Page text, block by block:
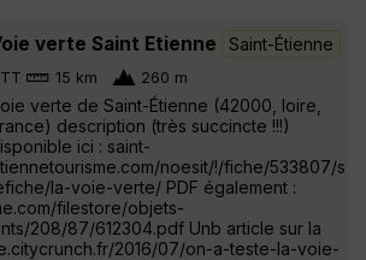
verte Saint Etienne Saint-Étienne
15 km 260 m
verte de Saint-Étienne (42000, loire,
description (très succincte !!!)
ici : saint-
noesit/!/fiche/533807/s
la-voie-verte/ PDF également :
filestore/objets-
208/87/612304.pdf Unb article sur la
2016/07/on-a-teste-la-voie-